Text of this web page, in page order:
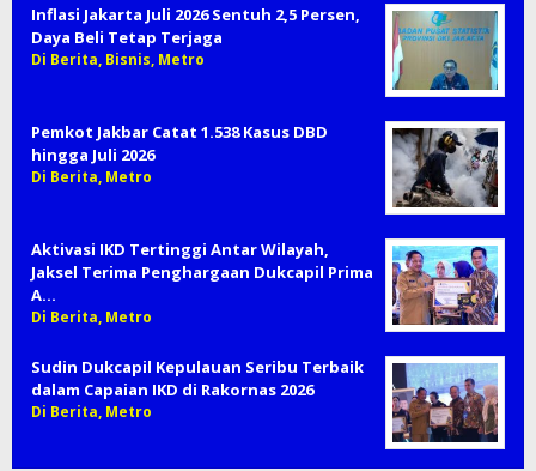
Inflasi Jakarta Juli 2026 Sentuh 2,5 Persen,
Daya Beli Tetap Terjaga
Di Berita, Bisnis, Metro
Pemkot Jakbar Catat 1.538 Kasus DBD
hingga Juli 2026
Di Berita, Metro
Aktivasi IKD Tertinggi Antar Wilayah,
Jaksel Terima Penghargaan Dukcapil Prima
A…
Di Berita, Metro
Sudin Dukcapil Kepulauan Seribu Terbaik
dalam Capaian IKD di Rakornas 2026
Di Berita, Metro